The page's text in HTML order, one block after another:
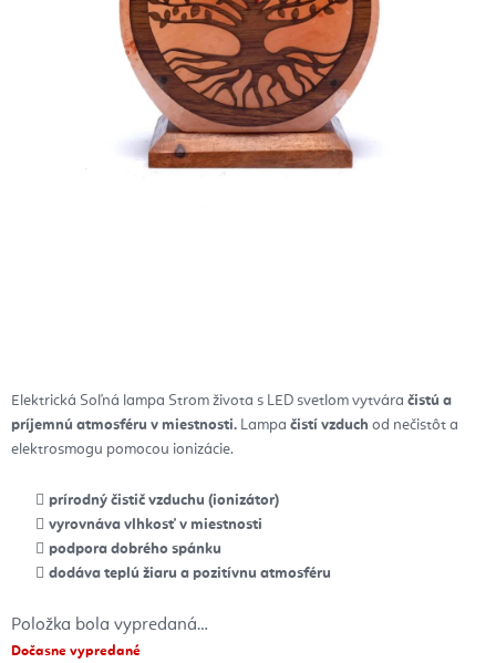
Elektrická Soľná lampa Strom života s LED svetlom vytvára čistú a
príjemnú atmosféru v miestnosti. Lampa čistí vzduch od nečistôt a
elektrosmogu pomocou ionizácie.
prírodný čistič vzduchu (ionizátor)
vyrovnáva vlhkosť v miestnosti
podpora dobrého spánku
dodáva teplú žiaru a pozitívnu atmosféru
Položka bola vypredaná…
Dočasne vypredané